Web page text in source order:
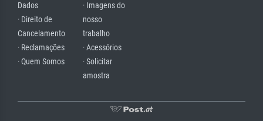
Dados
· Direito de
Cancelamento
· Reclamações
· Quem Somos
· Imagens do
nosso
trabalho
· Acessórios
· Solicitar
amostra